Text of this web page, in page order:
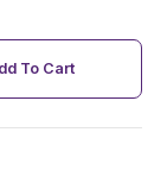
To Cart